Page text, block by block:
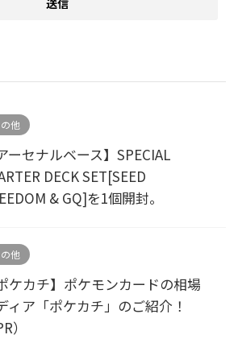
他
ーセナルベース】SPECIAL
DECK SET[SEED
& GQ]を1個開封。
他
ケカチ】ポケモンカードの相場
ィア「ポケカチ」のご紹介！
）